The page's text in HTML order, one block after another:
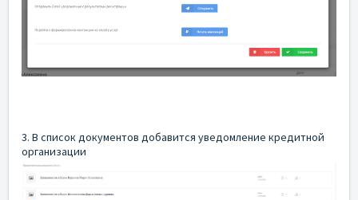
3. В список документов добавится уведомление кредитной
организации